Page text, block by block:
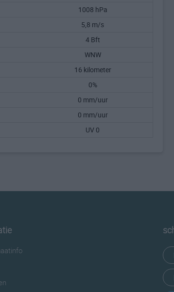
1008 hPa
5,8 m/s
4 Bft
WNW
16 kilometer
0%
0 mm/uur
0 mm/uur
UV 0